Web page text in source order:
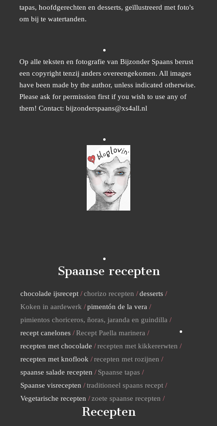
tapas, hoofdgerechten en desserts, geïllustreerd met foto's
om bij te watertanden.
Op alle teksten en fotografie van Bijzonder Spaans berust
een copyright tenzij anders overeengekomen. All images
have been made by the author, unless indicated otherwise.
Please ask for permission first if you wish to use any of
them! Contact: bijzonderspaans@xs4all.nl
Spaanse recepten
chocolade ijsrecept chorizo recepten
desserts
Koken in aardewerk
pimentón de la vera
pimientos choriceros, ñoras, jaranda en guindilla
recept canelones
Recept Paella marinera
recepten met chocolade
recepten met kikkererwten
recepten met knoflook
recepten met rozijnen
spaanse salade recepten
Spaanse tapas
Spaanse visrecepten
traditioneel spaans recept
Vegetarische recepten
zoete spaanse recepten
Recepten